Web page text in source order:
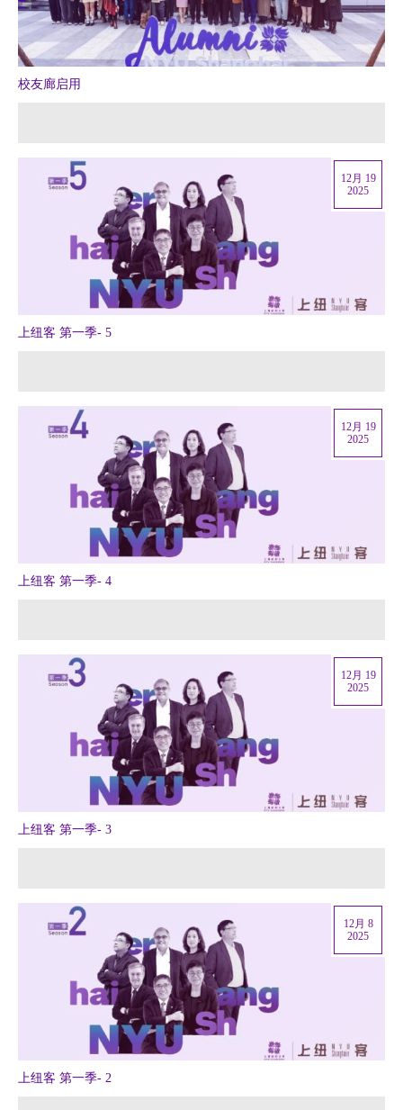
校友廊启用
上纽客 第一季- 5
12月 19
2025
上纽客 第一季- 4
12月 19
2025
上纽客 第一季- 3
12月 19
2025
上纽客 第一季- 2
12月 8
2025